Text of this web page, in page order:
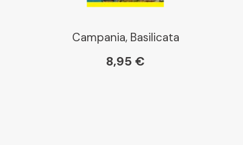
Campania, Basilicata
8,95 €